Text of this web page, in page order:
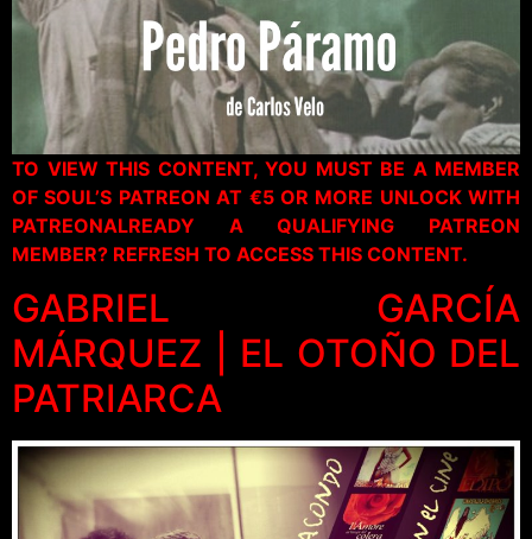
TO VIEW THIS CONTENT, YOU MUST BE A MEMBER
OF SOUL’S PATREON AT €5 OR MORE UNLOCK WITH
PATREONALREADY A QUALIFYING PATREON
MEMBER? REFRESH TO ACCESS THIS CONTENT.
GABRIEL GARCÍA
MÁRQUEZ | EL OTOÑO DEL
PATRIARCA